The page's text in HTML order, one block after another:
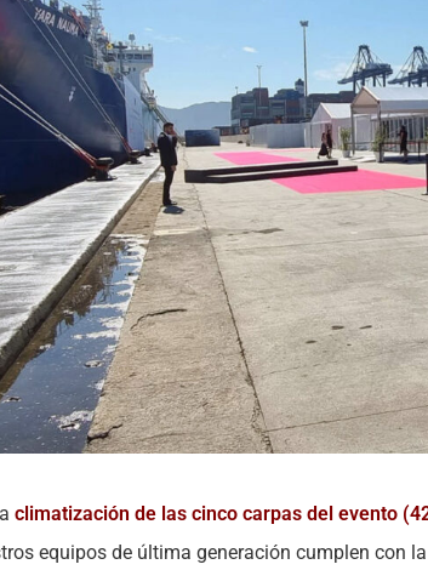
climatización de las cinco carpas del evento
equipos de última generación cumplen con la